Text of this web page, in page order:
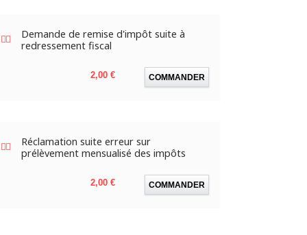
Demande de remise d'impôt suite à
redressement fiscal
Prix
2,00 € COMMANDER
Réclamation suite erreur sur
prélèvement mensualisé des impôts
Prix
2,00 € COMMANDER